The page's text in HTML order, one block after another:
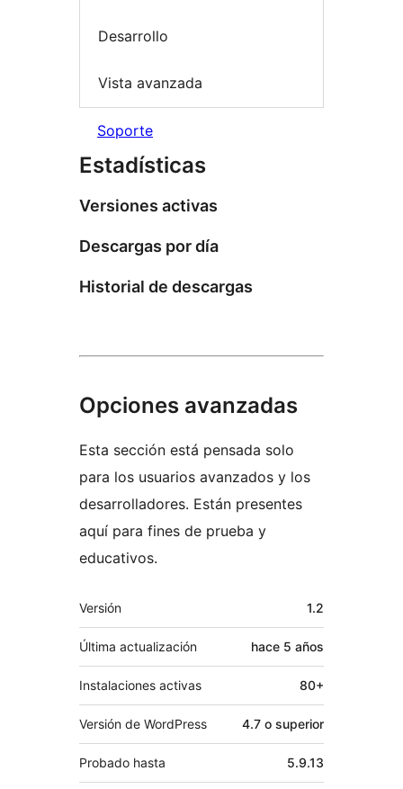
Desarrollo
Vista avanzada
Soporte
Estadísticas
Versiones activas
Descargas por día
Historial de descargas
Opciones avanzadas
Esta sección está pensada solo
para los usuarios avanzados y los
desarrolladores. Están presentes
aquí para fines de prueba y
educativos.
Meta
Versión 1.2
Última actualización hace 5 años
Instalaciones activas 80+
Versión de WordPress 4.7 o superior
Probado hasta 5.9.13